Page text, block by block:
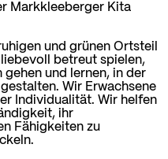
Markkleeberger Kita
und grünen Ortsteil
betreut spielen,
und lernen, in der
Wir Erwachsene
Individualität. Wir helfen
ihr
Fähigkeiten zu